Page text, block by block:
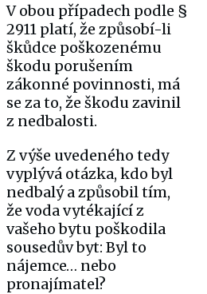
V obou případech podle §
2911 platí, že způsobí-li
škůdce poškozenému
škodu porušením
zákonné povinnosti, má
se za to, že škodu zavinil
z nedbalosti.
Z výše uvedeného tedy
vyplývá otázka, kdo byl
nedbalý a způsobil tím,
že voda vytékající z
vašeho bytu poškodila
sousedův byt: Byl to
nájemce… nebo
pronajímatel?